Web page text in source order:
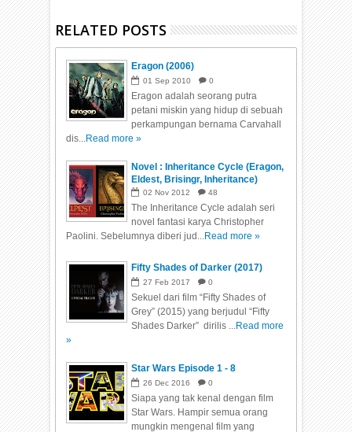
RELATED POSTS
Eragon (2006)
01 Sep 2010 0
Eragon adalah seorang putra
petani miskin yang hidup di sebuah
perkampungan bernama Carvahall
dis... Read more »
Novel : Inheritance Cycle (Eragon,
Eldest, Brisingr, Inheritance)
02 Nov 2012 48
The Inheritance Cycle adalah seri
novel fantasi karya Christopher
Paolini. Sebelumnya diberi jud... Read more »
Fifty Shades of Darker (2017)
27 Feb 2017 0
Sekuel dari film “Fifty Shades of
Grey” (2015) yang berjudul “Fifty
Shades Darker” dirilis ... Read more
»
Star Wars Episode 1 - 8
26 Dec 2016 0
Siapa yang tak kenal dengan film
Star Wars. Hampir semua orang
mungkin mengenal film yang